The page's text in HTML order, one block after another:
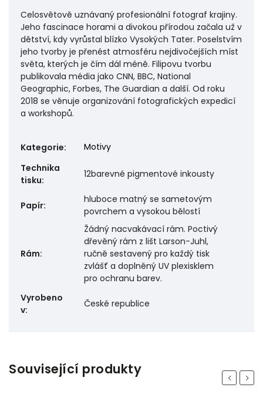
Celosvětově uznávaný profesionální fotograf krajiny.
Jeho fascinace horami a divokou přírodou začala už v
dětství, kdy vyrůstal blízko Vysokých Tater. Poselstvím
jeho tvorby je přenést atmosféru nejdivočejších míst
světa, kterých je čím dál méně. Filipovu tvorbu
publikovala média jako CNN, BBC, National
Geographic, Forbes, The Guardian a další. Od roku
2018 se věnuje organizování fotografických expedicí
a workshopů.
Kategorie:
Motivy
Technika
tisku:
12barevné pigmentové inkousty
Papír:
hluboce matný se sametovým
povrchem a vysokou bělostí
Rám:
Žádný nacvakávací rám. Poctivý
dřevěný rám z lišt Larson-Juhl,
ručně sestavený pro každý tisk
zvlášť a doplněný UV plexisklem
pro ochranu barev.
Vyrobeno
v:
České republice
Související produkty Previous
Next